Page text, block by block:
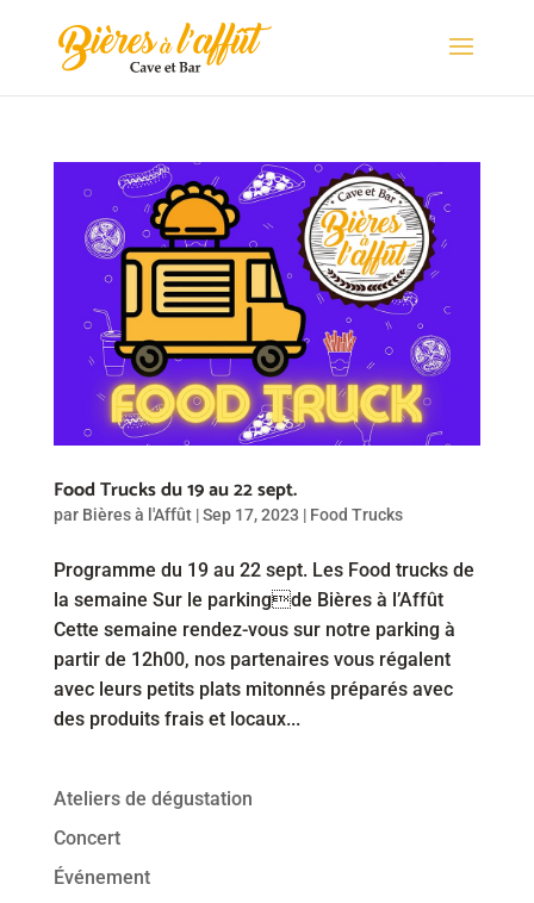
Food Trucks du 19 au 22 sept.
par Bières à l'Affût|Sep 17, 2023 | Food Trucks
Programme du 19 au 22 sept. Les Food trucks de
la semaine Sur le parkingde Bières à l’Affût
Cette semaine rendez-vous sur notre parking à
partir de 12h00, nos partenaires vous régalent
avec leurs petits plats mitonnés préparés avec
des produits frais et locaux...
Ateliers de dégustation
Concert
Événement